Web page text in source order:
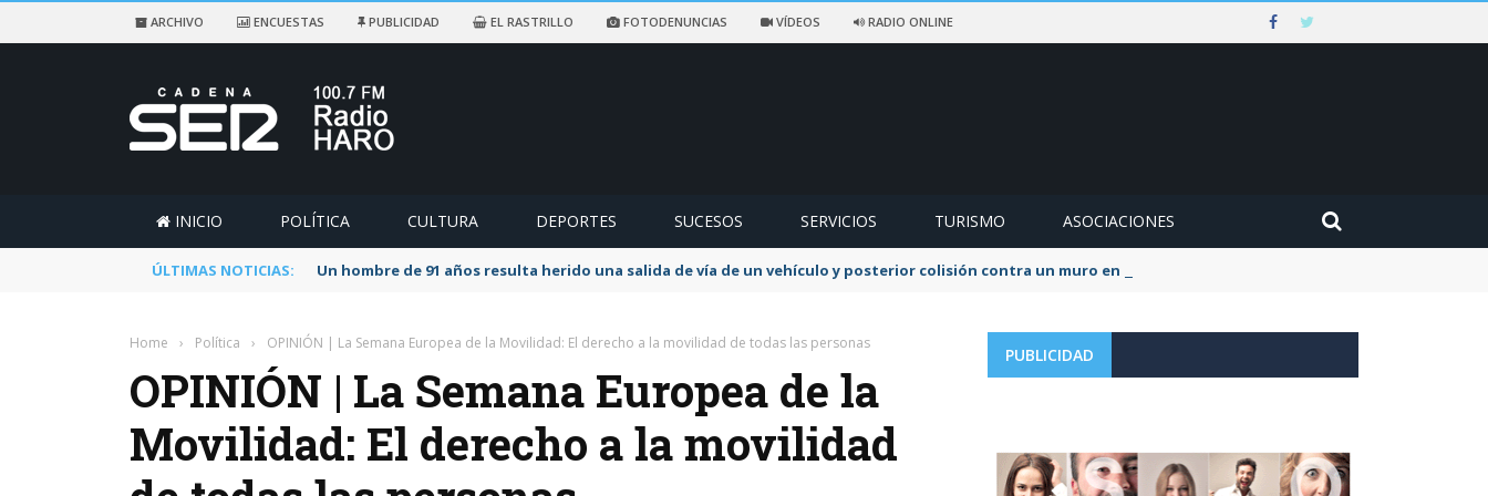
ARCHIVO ENCUESTAS PUBLICIDAD EL RASTRILLO FOTODENUNCIAS VÍDEOS RADIO ONLINE
INICIO POLÍTICA CULTURA DEPORTES SUCESOS SERVICIOS TURISMO ASOCIACIONES
ÚLTIMAS NOTICIAS: Un hombre de 91 años resulta herido una salida de vía de un vehículo y posterior colisión contra un muro en Ezcaray
Home › Política › OPINIÓN | La Semana Europea de la Movilidad: El derecho a la movilidad de todas las personas
OPINIÓN | La Semana Europea de la
Movilidad: El derecho a la movilidad
PUBLICIDAD